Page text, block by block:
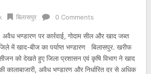
बिलासपुर 0 Comments
अवैध भण्डारण पर कार्रवाई, गोदाम सील और खाद जब्त
में खाद-बीज का पर्याप्त भण्डारण बिलासपुर. खरीफ
को देखते हुए जिला प्रशासन एवं कृषि विभाग ने खाद
कालाबाजारी, अवैध भण्डारण और निर्धारित दर से अधिक